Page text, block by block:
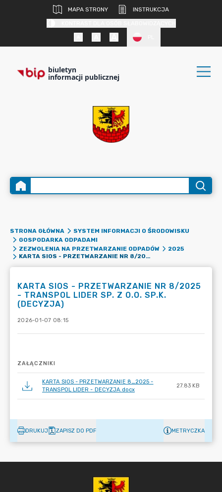
MAPA STRONY
INSTRUKCJA
biuletyn
informacji publicznej
STRONA GŁÓWNA
SYSTEM INFORMACJI O ŚRODOWISKU
GOSPODARKA ODPADAMI
ZEZWOLENIA NA PRZETWARZANIE ODPADÓW
2025
KARTA SIOS - PRZETWARZANIE NR 8/2025 - TRANSPOL LIDER SP. Z O.O. SP.K. (DECYZJA)
KARTA SIOS - PRZETWARZANIE NR 8/2025
- TRANSPOL LIDER SP. Z O.O. SP.K.
(DECYZJA)
2026-01-07 08:15
ZAŁĄCZNIKI
KARTA SIOS - PRZETWARZANIE 8_2025 -
TRANSPOL LIDER - DECYZJA.docx
27.83 KB
DRUKUJ ZAPISZ DO PDF METRYCZKA